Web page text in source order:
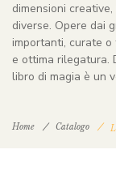
dimensioni
diverse. Opere dai
importanti, curate
e ottima rilegatura.
libro di magia è un
Home Catalogo